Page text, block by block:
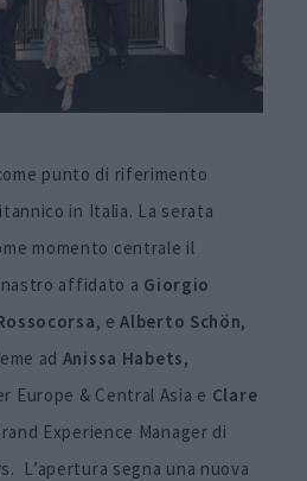
punto di riferimento
in Italia. La serata
momento centrale il
affidato a Giorgio
, eAlberto Schön,
ad Anissa Habets,
Europe & Central Asia e Clare
Experience Manager di
L’apertura segna una nuova